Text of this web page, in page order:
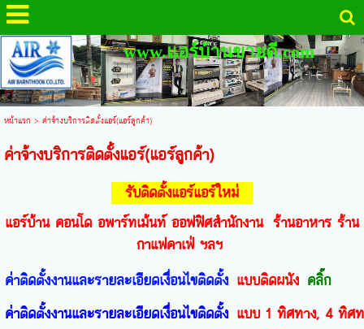
www.แอร์บ้านขายดี.com
หน้าแรก > ค่าจ้างบริการติดตั้งแอร์(แอร์ลูกค้า)
ค่าจ้างบริการติดตั้งแอร์(แอร์ลูกค้า)
รับติดตั้งแอร์แอร์ใหม่
แอร์บ้าน คอนโด อพาร์ทเม้นท์ ออฟฟิศสำนักงาน ร้านอาหาร ร้าน
กาแฟคาเฟ่ ฯลฯ
ค่าติดตั้งงานและรายละเอียดเงื่อนไขติดตั้ง แบบติดผนัง คลิ๊ก
ค่าติดตั้งงานและรายละเอียดเงื่อนไขติดตั้ง แบบ 1 ทิศทาง, 4 ทิศ